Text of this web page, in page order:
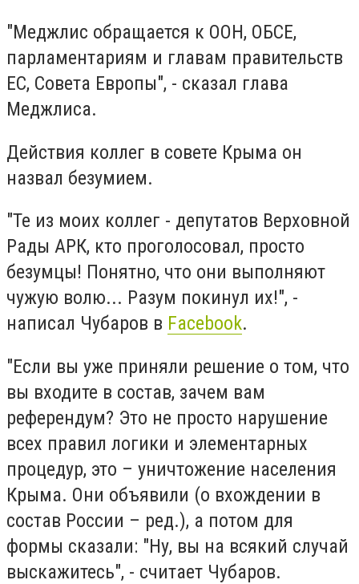
"Меджлис обращается к ООН, ОБСЕ,
парламентариям и главам правительств
ЕС, Совета Европы", - сказал глава
Меджлиса.
Действия коллег в совете Крыма он
назвал безумием.
"Те из моих коллег - депутатов Верховной
Рады АРК, кто проголосовал, просто
безумцы! Понятно, что они выполняют
чужую волю... Разум покинул их!", -
написал Чубаров в Facebook.
"Если вы уже приняли решение о том, что
вы входите в состав, зачем вам
референдум? Это не просто нарушение
всех правил логики и элементарных
процедур, это – уничтожение населения
Крыма. Они объявили (о вхождении в
состав России – ред.), а потом для
формы сказали: "Ну, вы на всякий случай
выскажитесь", - считает Чубаров.